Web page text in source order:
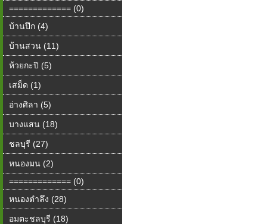
============= (0)
บ้านปึก (4)
บ้านสวน (11)
ห้วยกะปิ (5)
เสม็ด (1)
อ่างศิลา (5)
บางแสน (18)
ชลบุรี (27)
หนองมน (2)
============= (0)
หนองตำลึง (28)
อมตะชลบุรี (18)